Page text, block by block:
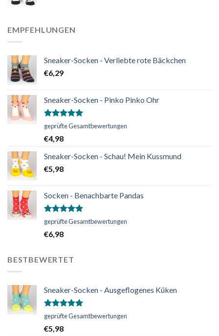
EMPFEHLUNGEN
Sneaker-Socken - Verliebte rote Bäckchen
€6,29
Sneaker-Socken - Pinko Pinko Ohr
Bewertet
von 5
geprüfte Gesamtbewertungen
€4,98
Sneaker-Socken - Schau! Mein Kussmund
€5,98
Socken - Benachbarte Pandas
Bewertet
von 5
geprüfte Gesamtbewertungen
€6,98
BESTBEWERTET
Sneaker-Socken - Ausgeflogenes Küken
Bewertet
von 5
geprüfte Gesamtbewertungen
€5,98